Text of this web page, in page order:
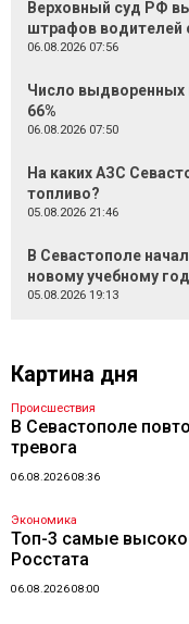
Верховный суд РФ
штрафов водителей
06.08.2026 07:56
Число выдворенных
66%
06.08.2026 07:50
На каких АЗС
топливо?
05.08.2026 21:46
В Севастополе
новому учебному
05.08.2026 19:13
Картина дня
Происшествия
В Севастополе
тревога
06.08.2026 08:36
Экономика
Топ-3 самые
Росстата
06.08.2026 08:00